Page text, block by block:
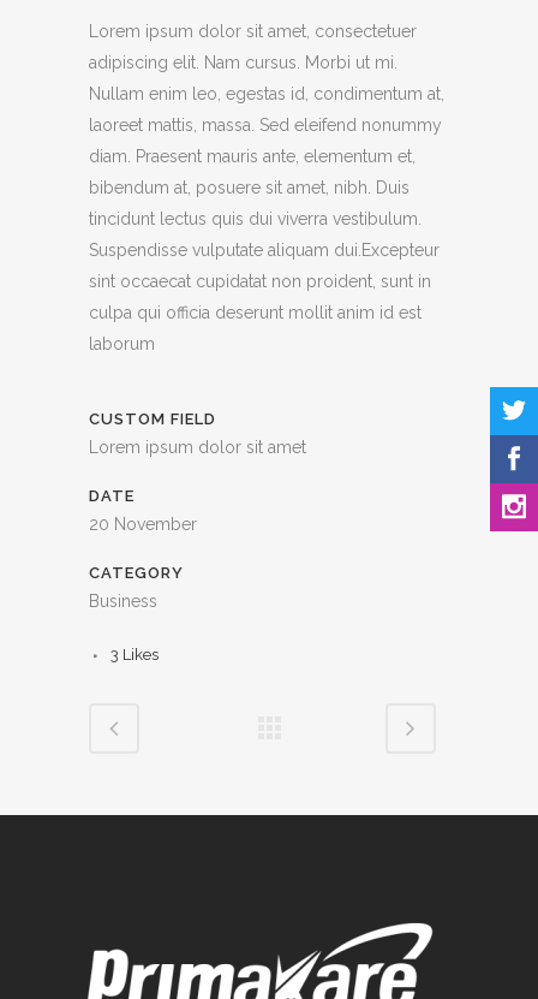
Lorem ipsum dolor sit amet, consectetuer
adipiscing elit. Nam cursus. Morbi ut mi.
Nullam enim leo, egestas id, condimentum at,
laoreet mattis, massa. Sed eleifend nonummy
diam. Praesent mauris ante, elementum et,
bibendum at, posuere sit amet, nibh. Duis
tincidunt lectus quis dui viverra vestibulum.
Suspendisse vulputate aliquam dui.Excepteur
sint occaecat cupidatat non proident, sunt in
culpa qui officia deserunt mollit anim id est
laborum
CUSTOM FIELD
Lorem ipsum dolor sit amet
DATE
20 November
CATEGORY
Business
3 Likes